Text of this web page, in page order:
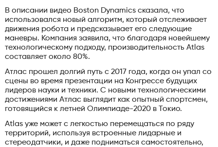
В описании видео Boston Dynamics сказала, что
использовался новый алгоритм, который отслеживает
движения робота и предсказывает его следующие
маневры. Компания заявила, что благодаря новейшему
технологическому подходу, производительность Atlas
составляет около 80%.
Атлас прошел долгий путь с 2017 года, когда он упал со
сцены во время презентации на Конгрессе будущих
лидеров науки и техники. С новыми технологическими
достижениями Атлас выглядит как опытный спортсмен,
готовящийся к летней Олимпиаде-2020 в Токио.
Atlas уже может с легкостью перемещаться по ряду
территорий, используя встроенные лидарные и
стереодатчики, и даже подниматься самостоятельно,